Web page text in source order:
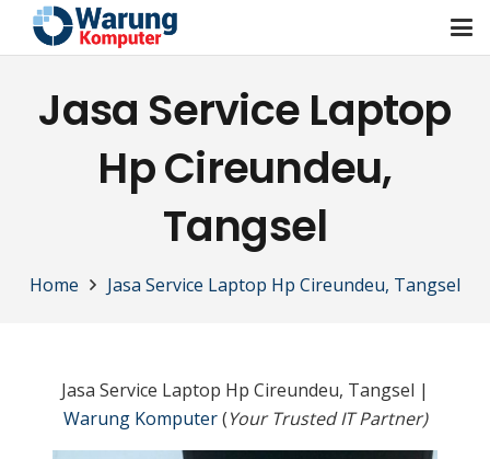
Jasa Service Laptop
Hp Cireundeu,
Tangsel
Home Jasa Service Laptop Hp Cireundeu, Tangsel
Jasa Service Laptop Hp Cireundeu, Tangsel |
Warung Komputer(Your Trusted IT Partner)